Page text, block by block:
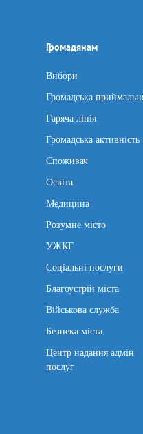
Громадянам
Вибори
Громадська
Гаряча лінія
Громадська активність
Споживач
Освіта
Медицина
Розумне місто
УЖКГ
Соціальні послуги
Благоустрій міста
Військова служба
Безпека міста
Центр надання адмін
послуг